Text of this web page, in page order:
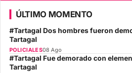
ÚLTIMO MOMENTO
#Tartagal Dos hombres fueron
Tartagal
POLICIALES08 Ago
#Tartagal Fue demorado con
Tartagal